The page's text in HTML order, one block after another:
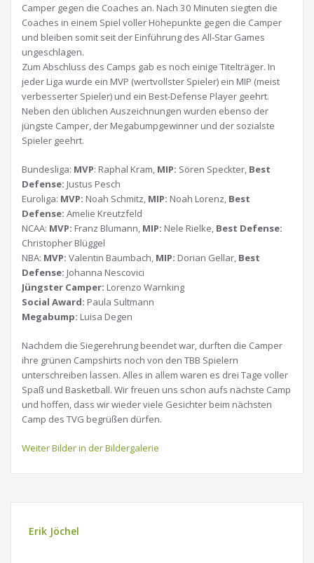
Camper gegen die Coaches an. Nach 30 Minuten siegten die
Coaches in einem Spiel voller Höhepunkte gegen die Camper
und bleiben somit seit der Einführung des All-Star Games
ungeschlagen.
Zum Abschluss des Camps gab es noch einige Titelträger. In
jeder Liga wurde ein MVP (wertvollster Spieler) ein MIP (meist
verbesserter Spieler) und ein Best-Defense Player geehrt.
Neben den üblichen Auszeichnungen wurden ebenso der
jüngste Camper, der Megabumpgewinner und der sozialste
Spieler geehrt.
Bundesliga: MVP: Raphal Kram, MIP: Sören Speckter, Best
Defense: Justus Pesch
Euroliga: MVP: Noah Schmitz, MIP: Noah Lorenz, Best
Defense: Amelie Kreutzfeld
NCAA: MVP: Franz Blumann, MIP: Nele Rielke, Best Defense:
Christopher Blüggel
NBA: MVP: Valentin Baumbach, MIP: Dorian Gellar, Best
Defense: Johanna Nescovici
Jüngster Camper: Lorenzo Warnking
Social Award: Paula Sultmann
Megabump: Luisa Degen
Nachdem die Siegerehrung beendet war, durften die Camper
ihre grünen Campshirts noch von den TBB Spielern
unterschreiben lassen. Alles in allem waren es drei Tage voller
Spaß und Basketball. Wir freuen uns schon aufs nächste Camp
und hoffen, dass wir wieder viele Gesichter beim nächsten
Camp des TVG begrüßen dürfen.
Weiter Bilder in der Bildergalerie
Erik Jöchel